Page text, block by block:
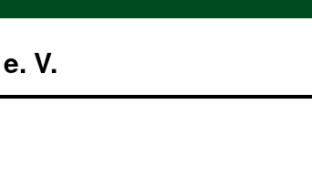
V.